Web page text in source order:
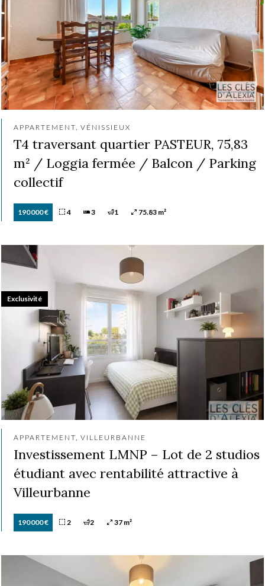
APPARTEMENT, VÉNISSIEUX
T4 traversant quartier PASTEUR, 75,83
m² / Loggia fermée / Balcon / Parking
collectif
190 000 € 4 3 1 75.83 m²
APPARTEMENT, VILLEURBANNE
Investissement LMNP – Lot de 2 studios
étudiant avec rentabilité attractive à
Villeurbanne
190 000 € 2 2 37 m²
Exclusivité